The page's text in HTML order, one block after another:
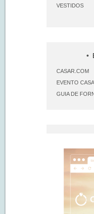
VESTIDOS
CASAR.COM
EVENTO
GUIA DE